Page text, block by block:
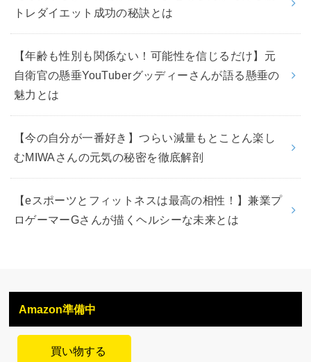
トレダイエット成功の秘訣とは
【年齢も性別も関係ない！可能性を信じるだけ】元
自衛官の懸垂YouTuberグッディーさんが語る懸垂の
魅力とは
【今の自分が一番好き】つらい減量もとことん楽し
むMIWAさんの元気の秘密を徹底解剖
【eスポーツとフィットネスは最高の相性！】兼業プ
ロゲーマーGさんが描くヘルシーな未来とは
Amazon準備中
買い物する